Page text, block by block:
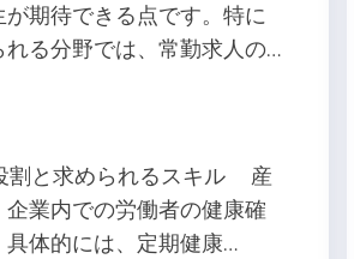
期待できる点です。特に
る分野では、常勤求人の…
割と求められるスキル 産
業内での労働者の健康確
体的には、定期健康…